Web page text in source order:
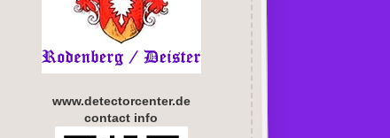
www.detectorcenter.de
contact info